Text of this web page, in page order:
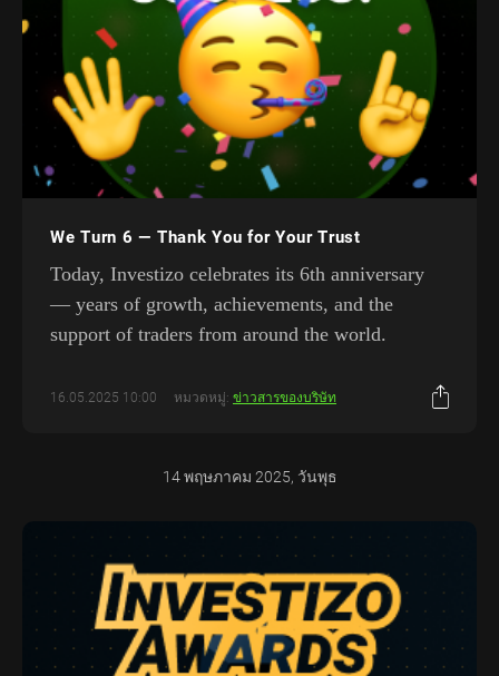
We Turn 6 — Thank You for Your Trust
Today, Investizo celebrates its 6th anniversary
— years of growth, achievements, and the
support of traders from around the world.
16.05.2025 10:00 หมวดหมู่: ข่าวสารของบริษัท
14 พฤษภาคม 2025, วันพุธ